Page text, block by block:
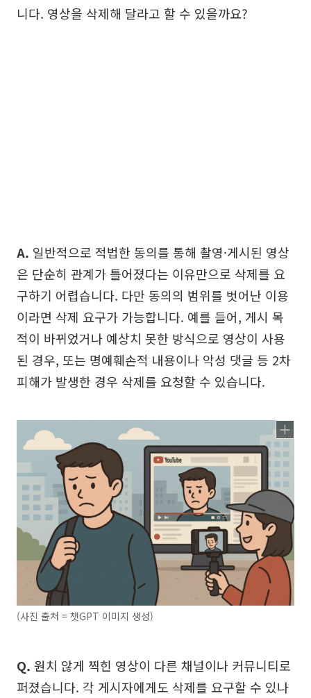
니다. 영상을 삭제해 달라고 할 수 있을까요?
A. 일반적으로 적법한 동의를 통해 촬영·게시된 영상
은 단순히 관계가 틀어졌다는 이유만으로 삭제를 요
구하기 어렵습니다. 다만 동의의 범위를 벗어난 이용
이라면 삭제 요구가 가능합니다. 예를 들어, 게시 목
적이 바뀌었거나 예상치 못한 방식으로 영상이 사용
된 경우, 또는 명예훼손적 내용이나 악성 댓글 등 2차
피해가 발생한 경우 삭제를 요청할 수 있습니다.
(사진 출처 = 챗GPT 이미지 생성)
Q. 원치 않게 찍힌 영상이 다른 채널이나 커뮤니티로
퍼졌습니다. 각 게시자에게도 삭제를 요구할 수 있나